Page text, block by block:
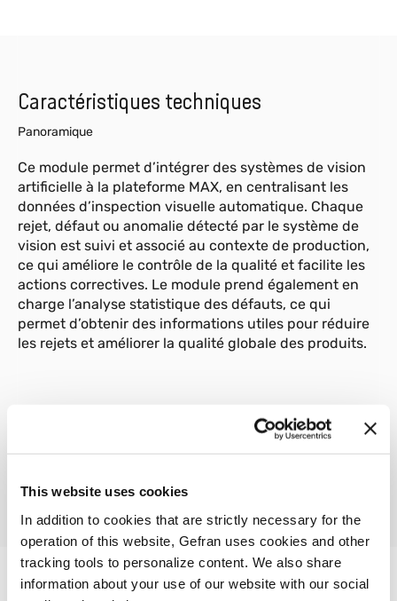
This website uses cookies
In addition to cookies that are strictly necessary for the
operation of this website, Gefran uses cookies and other
tracking tools to personalize content. We also share
information about your use of our website with our social
Caractéristiques techniques
Panoramique
Ce module permet d’intégrer des systèmes de vision
artificielle à la plateforme MAX, en centralisant les
données d’inspection visuelle automatique. Chaque
rejet, défaut ou anomalie détecté par le système de
vision est suivi et associé au contexte de production,
ce qui améliore le contrôle de la qualité et facilite les
actions correctives. Le module prend également en
charge l’analyse statistique des défauts, ce qui
permet d’obtenir des informations utiles pour réduire
les rejets et améliorer la qualité globale des produits.
01 Description